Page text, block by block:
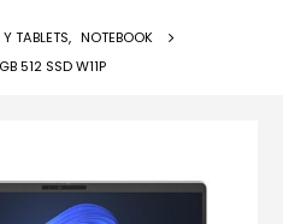
TABLETS, NOTEBOOK
512 SSD W11P